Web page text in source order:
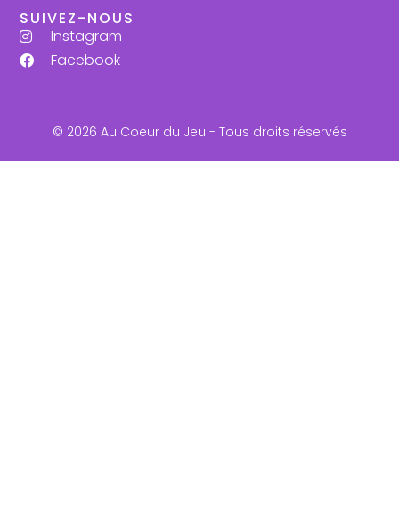
SUIVEZ-NOUS
Instagram
Facebook
© 2026 Au Coeur du Jeu - Tous droits réservés